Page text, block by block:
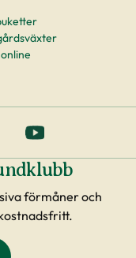
förmåner och